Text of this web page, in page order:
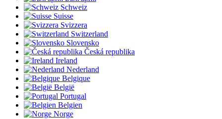
Schweiz
Suisse
Svizzera
Switzerland
Slovensko
Česká republika
Ireland
Nederland
Belgique
België
Portugal
Belgien
Norge